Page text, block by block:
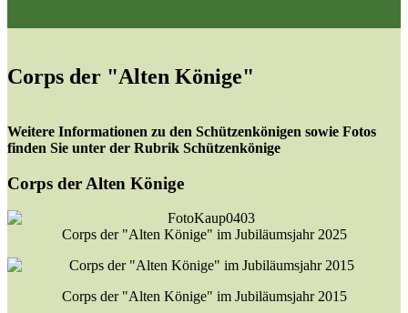
Corps der "Alten Könige"
Weitere Informationen zu den Schützenkönigen sowie Fotos
finden Sie unter der Rubrik Schützenkönige
Corps der Alten Könige
Corps der "Alten Könige" im Jubiläumsjahr 2025
Corps der "Alten Könige" im Jubiläumsjahr 2015